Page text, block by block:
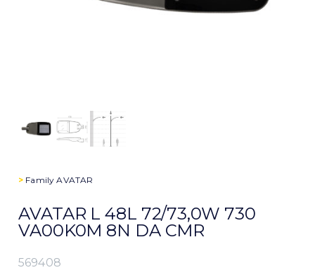
> FamilyAVATAR
AVATAR L 48L 72/73,0W 730
VA00K0M 8N DA CMR
569408